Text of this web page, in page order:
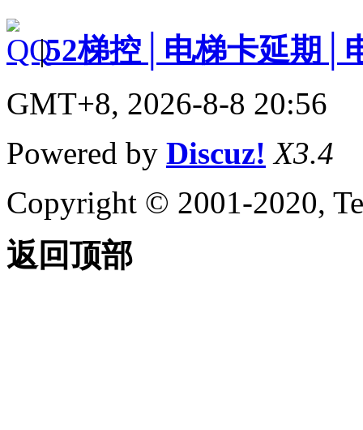
|52梯控│电梯卡延期│
GMT+8, 2026-8-8 20:56
Powered by Discuz! X3.4
Copyright © 2001-2020,
返回顶部